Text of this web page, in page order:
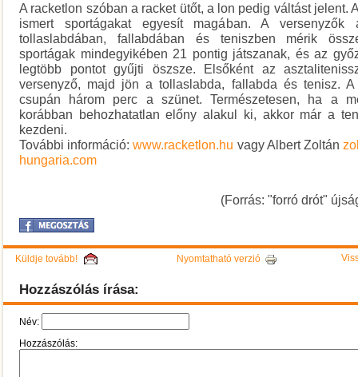
A racketlon szóban a racket ütőt, a lon pedig váltást jelent.
ismert sportágakat egyesít magában. A versenyzők
tollaslabdában, fallabdában és teniszben mérik
sportágak mindegyikében 21 pontig játszanak, és az
legtöbb pontot gyűjti öszsze. Elsőként az
versenyző, majd jön a tollaslabda, fallabda és tenisz. A
csupán három perc a szünet. Természetesen, ha a
korábban behozhatatlan előny alakul ki, akkor már a
kezdeni.
További információ:www.racketlon.hu vagy Albert Zoltán
hungaria.com
(Forrás: "forró drót"
Küldje tovább! Nyomtatható verzió
Hozzászólás írása:
Név:
Hozzászólás: